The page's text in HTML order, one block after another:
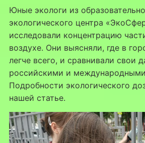
Юные экологи из
экологического центра
исследовали концентрацию
воздухе. Они выясняли, где в
легче всего, и сравнивали свои
российскими и
Подробности экологического
нашей статье.